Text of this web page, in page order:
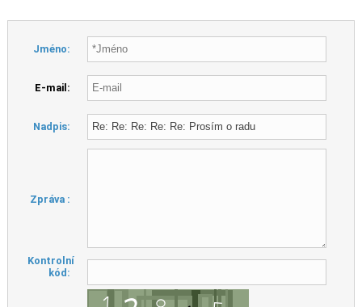
Jméno:
E-mail:
Nadpis:
Zpráva :
Kontrolní
kód: